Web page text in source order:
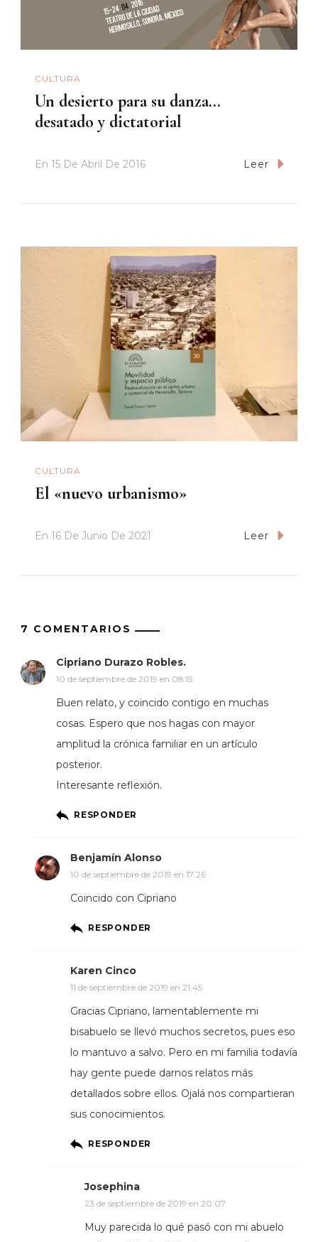
CULTURA
Un desierto para su danza…
desatado y dictatorial
En 15 De Abril De 2016 Leer
CULTURA
El «nuevo urbanismo»
En 16 De Junio De 2021 Leer
7 COMENTARIOS
Cipriano Durazo Robles.
10 de septiembre de 2019 en 08:15
Buen relato, y coincido contigo en muchas
cosas. Espero que nos hagas con mayor
amplitud la crónica familiar en un artículo
posterior.
Interesante reflexión.
RESPONDER
Benjamín Alonso
10 de septiembre de 2019 en 17:26
Coincido con Cipriano
RESPONDER
Karen Cinco
11 de septiembre de 2019 en 21:45
Gracias Cipriano, lamentablemente mi
bisabuelo se llevó muchos secretos, pues eso
lo mantuvo a salvo. Pero en mi familia todavía
hay gente puede darnos relatos más
detallados sobre ellos. Ojalá nos compartieran
sus conocimientos.
RESPONDER
Josephina
23 de septiembre de 2019 en 20:07
Muy parecida lo qué pasó con mi abuelo